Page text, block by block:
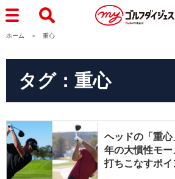
ホーム 重心
タグ：重心
ヘッドの「重
年の大慣性モ
打ちこなすポ